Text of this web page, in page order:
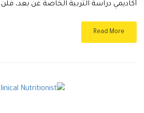
أكاديمي دراسة التربية الخاصة عن بعد،
Read More